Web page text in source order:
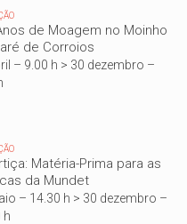
de Moagem no Moinho
de Corroios
– 9.00 h > 30 dezembro –
Matéria-Prima para as
da Mundet
– 14.30 h > 30 dezembro –
h